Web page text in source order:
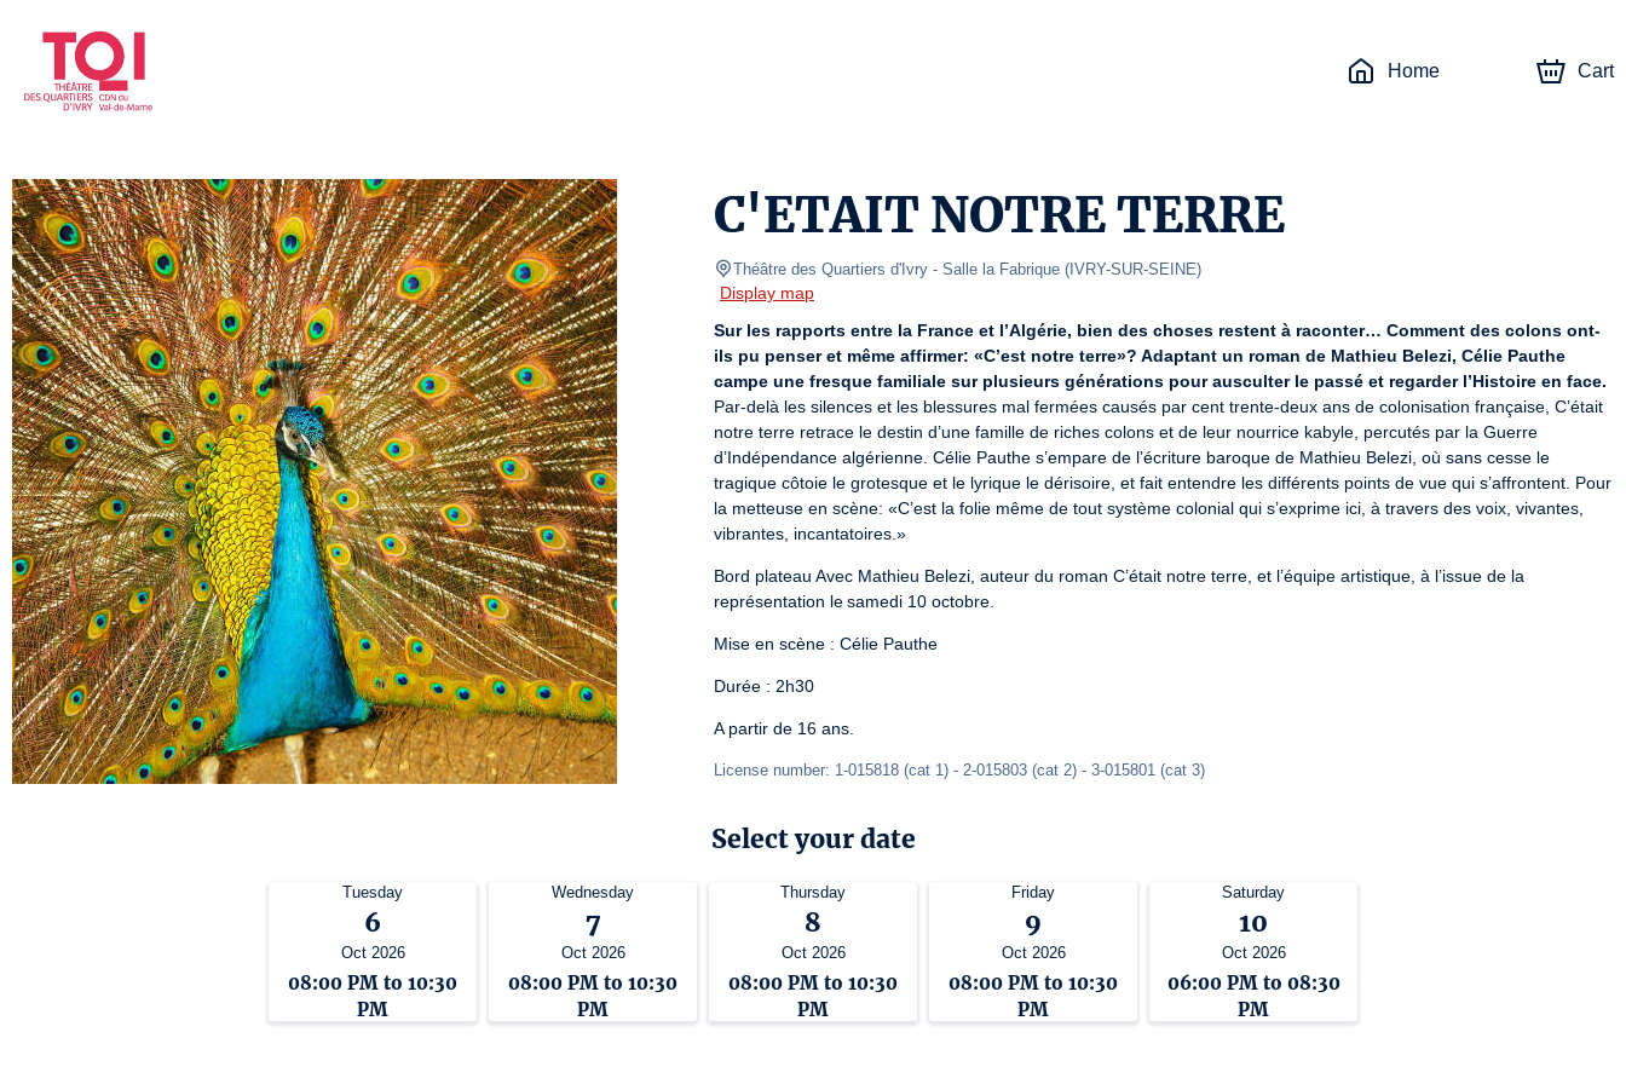
Home Cart
C'ETAIT NOTRE TERRE
Théâtre des Quartiers d'Ivry - Salle la Fabrique ( IVRY-SUR-SEINE)
Display map
Sur les rapports entre la France et l’Algérie, bien des choses restent à raconter… Comment des colons ont-
ils pu penser et même affirmer: «C’est notre terre»? Adaptant un roman de Mathieu Belezi, Célie Pauthe
campe une fresque familiale sur plusieurs générations pour ausculter le passé et regarder l’Histoire en face.
Par-delà les silences et les blessures mal fermées causés par cent trente-deux ans de colonisation française, C’était
notre terre retrace le destin d’une famille de riches colons et de leur nourrice kabyle, percutés par la Guerre
d’Indépendance algérienne. Célie Pauthe s’empare de l’écriture baroque de Mathieu Belezi, où sans cesse le
tragique côtoie le grotesque et le lyrique le dérisoire, et fait entendre les différents points de vue qui s’affrontent. Pour
la metteuse en scène: «C’est la folie même de tout système colonial qui s’exprime ici, à travers des voix, vivantes,
vibrantes, incantatoires.»
Bord plateau Avec Mathieu Belezi, auteur du roman C’était notre terre, et l’équipe artistique, à l’issue de la
représentation le samedi 10 octobre.
Mise en scène : Célie Pauthe
Durée : 2h30
A partir de 16 ans.
License number: 1-015818 (cat 1) - 2-015803 (cat 2) - 3-015801 (cat 3)
Select your date
Tuesday
6
Oct 2026
08:00 PM to 10:30
PM
Wednesday
7
Oct 2026
08:00 PM to 10:30
PM
Thursday
8
Oct 2026
08:00 PM to 10:30
PM
Friday
9
Oct 2026
08:00 PM to 10:30
PM
Saturday
10
Oct 2026
06:00 PM to 08:30
PM